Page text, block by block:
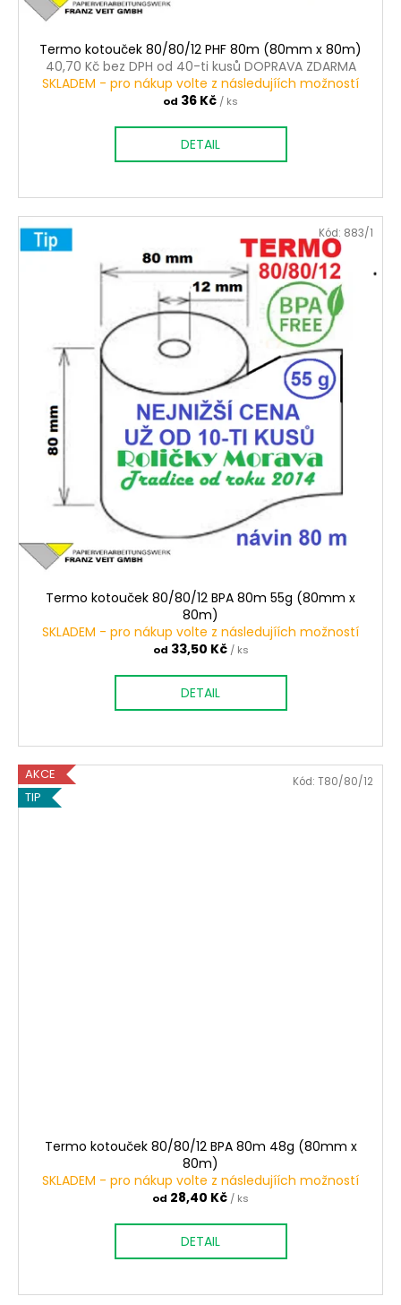
Termo kotouček 80/80/12 PHF 80m (80mm x 80m)
40,70 Kč bez DPH od 40-ti kusů DOPRAVA ZDARMA
SKLADEM - pro nákup volte z následujíích možností
od 36 Kč / ks
DETAIL
Termo kotouček 80/80/12 BPA 80m 55g (80mm x
80m)
SKLADEM - pro nákup volte z následujíích možností
od 33,50 Kč / ks
DETAIL
Kód: 883/1
AKCE
TIP
Termo kotouček 80/80/12 BPA 80m 48g (80mm x
80m)
SKLADEM - pro nákup volte z následujíích možností
od 28,40 Kč / ks
DETAIL
Kód: T80/80/12